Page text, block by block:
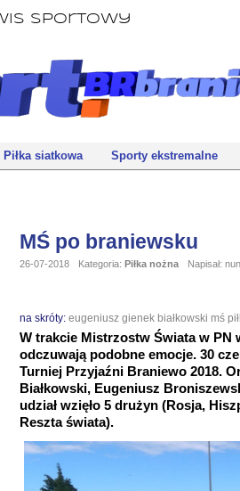
Sportowy
Piłka siatkowa Sporty ekstremalne
MŚ po braniewsku
26-07-2018 Kategoria: Piłka nożna Napisał: nun
na skróty: eugeniusz gienek białkowski mś
W trakcie Mistrzostw Świata w PN
odczuwają podobne emocje. 30
Turniej Przyjaźni Braniewo 2018.
Białkowski, Eugeniusz
udział wzięło 5 drużyn (Rosja,
Reszta świata).